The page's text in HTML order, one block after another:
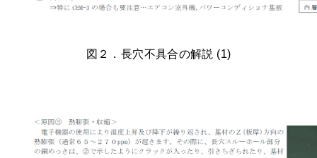
図２．長穴不具合の解説 (1)